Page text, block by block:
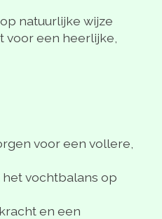
natuurlijke wijze
voor een heerlijke,
voor een vollere,
het vochtbalans op
en een